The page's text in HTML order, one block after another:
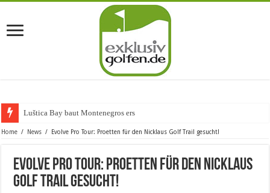
Luštica Bay baut Montenegros erste Golf-Com
Home / News / Evolve Pro Tour: Proetten für den Nicklaus Golf Trail gesucht!
Evolve Pro Tour: Proetten für den Nicklaus
Golf Trail gesucht!